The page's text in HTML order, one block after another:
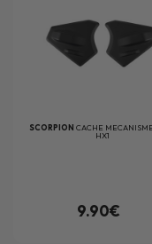
SCORPIONCACHE
HX1
9.90€